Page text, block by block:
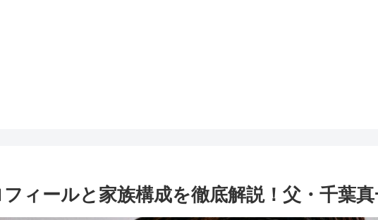
ィールと家族構成を徹底解説！父・千葉